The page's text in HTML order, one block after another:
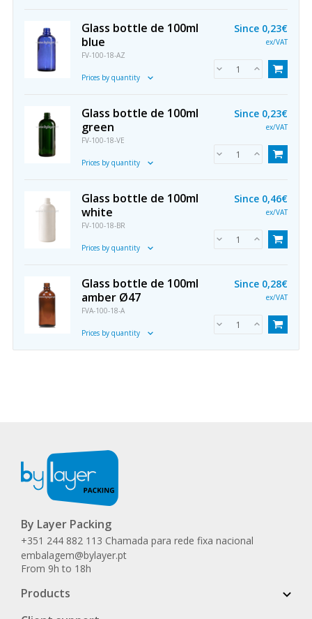
Glass bottle de 100ml
blue
FV-100-18-AZ
Prices by quantity
Since 0,23€
ex/VAT
Glass bottle de 100ml
green
FV-100-18-VE
Prices by quantity
Since 0,23€
ex/VAT
Glass bottle de 100ml
white
FV-100-18-BR
Prices by quantity
Since 0,46€
ex/VAT
Glass bottle de 100ml
amber Ø47
FVA-100-18-A
Prices by quantity
Since 0,28€
ex/VAT
By Layer Packing
+351 244 882 113 Chamada para rede fixa nacional
embalagem@bylayer.pt
From 9h to 18h
Products